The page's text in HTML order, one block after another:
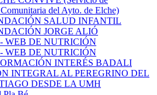
del Ayto. de Elche)
SALUD INFANTIL
JORGE ALIÓ
WEB DE NUTRICIÓN
WEB DE NUTRICIÓN
INTERÉS BADALI
INTEGRAL AL PEREGRINO DEL
DESDE LA UMH